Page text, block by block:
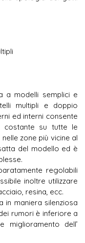
a modelli semplici e
multipli e doppio
ed interni consente
costante su tutte le
zone più vicine al
del modello ed è
regolabili
inoltre utilizzare
resina, ecc.
in maniera silenziosa
rumori è inferiore a
miglioramento dell’